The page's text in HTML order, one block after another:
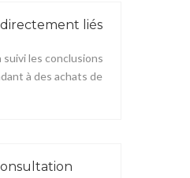
directement liés
suivi les conclusions
à des achats de